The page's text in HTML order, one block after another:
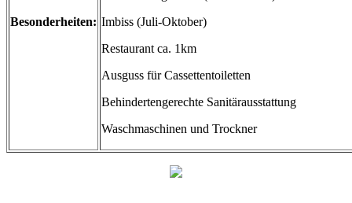
Besonderheiten: Imbiss (Juli-Oktober)
Restaurant ca. 1km
Ausguss für Cassettentoiletten
Behindertengerechte Sanitärausstattung
Waschmaschinen und Trockner